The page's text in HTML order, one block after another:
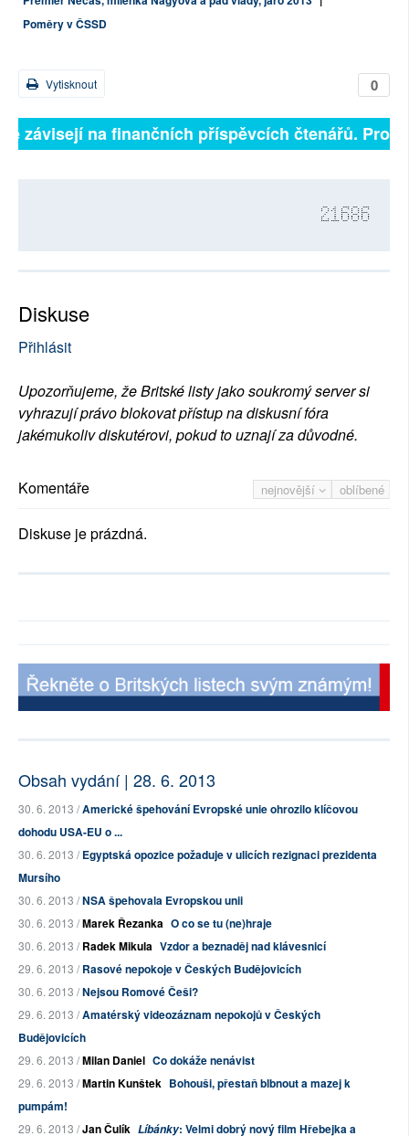
Poměry v ČSSD
0
Vytisknout
závisejí na finančních příspěvcích čtenářů.
21686
Diskuse
Přihlásit
Upozorňujeme, že Britské listy jako soukromý server si
vyhrazují právo blokovat přístup na diskusní fóra
jakémukoliv diskutérovi, pokud to uznají za důvodné.
nejnovější oblíbené
Komentáře
Diskuse je prázdná.
Obsah vydání | 28. 6. 2013
30. 6. 2013 /Americké špehování Evropské unie ohrozilo klíčovou
dohodu USA-EU o ...
30. 6. 2013 /Egyptská opozice požaduje v ulicích rezignaci prezidenta
Mursího
30. 6. 2013 /NSA špehovala Evropskou unii
30. 6. 2013 /Marek Řezanka O co se tu (ne)hraje
30. 6. 2013 /Radek Mikula Vzdor a beznaděj nad klávesnicí
29. 6. 2013 /Rasové nepokoje v Českých Budějovicích
30. 6. 2013 /Nejsou Romové Češi?
29. 6. 2013 /Amatérský videozáznam nepokojů v Českých
Budějovicích
29. 6. 2013 /Milan Daniel Co dokáže nenávist
29. 6. 2013 /Martin Kunštek Bohouši, přestaň blbnout a mazej k
pumpám!
29. 6. 2013 /Jan Čulík Líbánky: Velmi dobrý nový film Hřebejka a